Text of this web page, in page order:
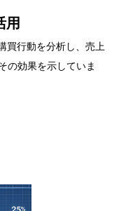
用
買行動を分析し、売上
の効果を示していま